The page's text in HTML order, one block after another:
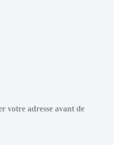
votre adresse avant de